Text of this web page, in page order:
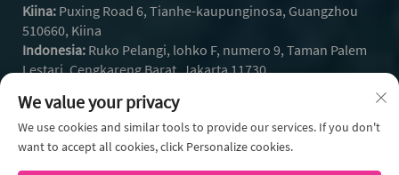
Kiina: Puxing Road 6, Tianhe-kaupunginosa, Guangzhou
510660, Kiina
Indonesia: Ruko Pelangi, lohko F, numero 9, Taman Palem
Lestari, Cengkareng Barat, Jakarta 11730
Whatsapp:+62 812-9504-2586
Sähköposti:[email protected]
We value your privacy
We use cookies and similar tools to provide our services. If you don't
want to accept all cookies, click Personalize cookies.